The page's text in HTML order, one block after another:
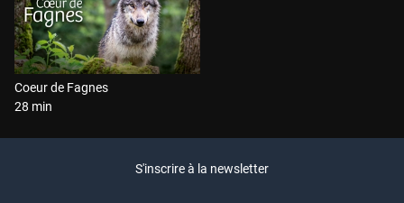
Coeur de Fagnes
28 min
S'inscrire à la newsletter